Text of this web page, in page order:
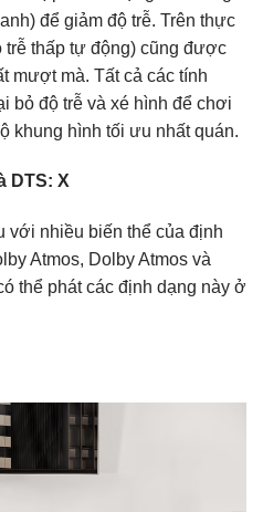
để giảm độ trễ. Trên thực
trễ thấp tự động) cũng được
mượt mà. Tất cả các tính
bỏ độ trễ và xé hình để chơi
khung hình tối ưu nhất quán.
DTS: X
với nhiều biến thể của định
Atmos, Dolby Atmos và
thể phát các định dạng này ở